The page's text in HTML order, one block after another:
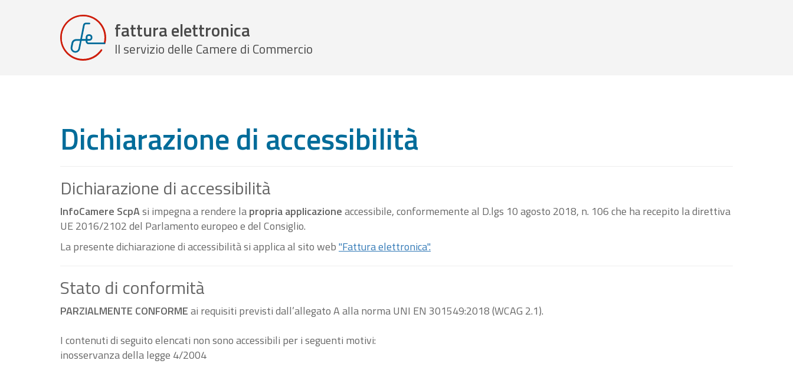
fattura elettronica
Il servizio delle Camere di Commercio
Dichiarazione di accessibilità
Dichiarazione di accessibilità
InfoCamere ScpAsi impegna a rendere lapropria applicazioneaccessibile, conformemente al D.lgs 10 agosto 2018, n. 106 che ha recepito la direttiva
UE 2016/2102 del Parlamento europeo e del Consiglio.
La presente dichiarazione di accessibilità si applica al sito web"Fattura elettronica".
Stato di conformità
PARZIALMENTE CONFORMEai requisiti previsti dall’allegato A alla norma UNI EN 301549:2018 (WCAG 2.1).
I contenuti di seguito elencati non sono accessibili per i seguenti motivi:
inosservanza della legge 4/2004